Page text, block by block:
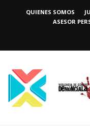
QUIENES SOMOS
ASESOR